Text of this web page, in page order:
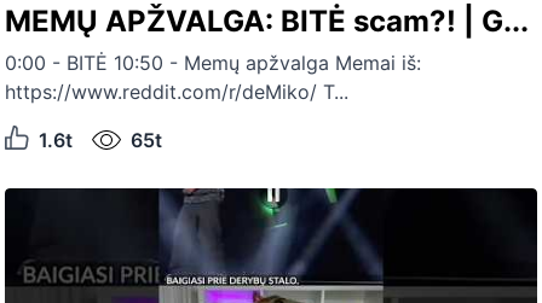
MEMŲ APŽVALGA: BITĖ scam?! | G...
0:00 - BITĖ 10:50 - Memų apžvalga Memai iš:
https://www.reddit.com/r/deMiko/ T...
1.6t
65t